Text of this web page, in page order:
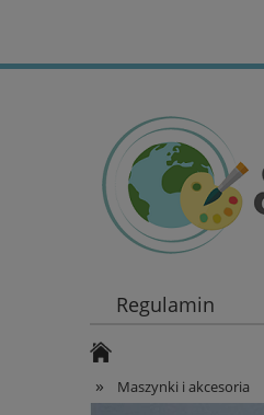
Regulamin
» Maszynki i akcesoria